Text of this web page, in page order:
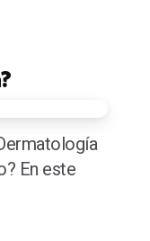
En este